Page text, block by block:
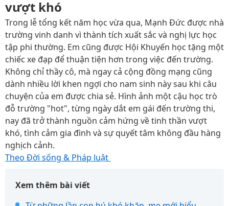
vượt khó
Trong lễ tổng kết năm học vừa qua, Mạnh Đức được nhà
trường vinh danh vì thành tích xuất sắc và nghị lực học
tập phi thường. Em cũng được Hội Khuyến học tặng một
chiếc xe đạp để thuận tiện hơn trong việc đến trường.
Không chỉ thầy cô, mà ngay cả cộng đồng mạng cũng
dành nhiều lời khen ngợi cho nam sinh này sau khi câu
chuyện của em được chia sẻ. Hình ảnh một cậu học trò
đỗ trường "hot", từng ngày dắt em gái đến trường thi,
nay đã trở thành nguồn cảm hứng về tinh thần vượt
khó, tình cảm gia đình và sự quyết tâm không đầu hàng
nghịch cảnh.
Theo Đời sống & Pháp luật
Xem thêm bài viết